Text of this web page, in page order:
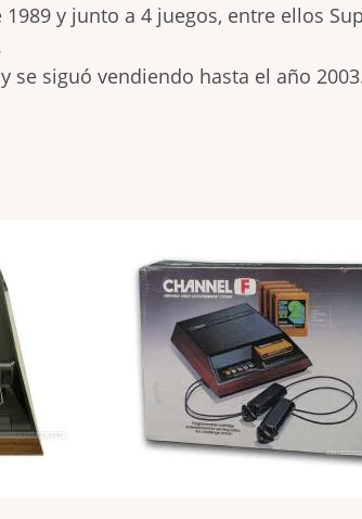
y junto a 4 juegos, entre ellos
se siguó vendiendo hasta el año